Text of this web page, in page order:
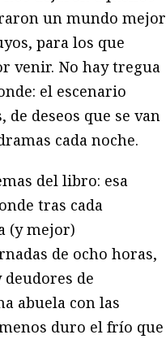
un mundo mejor
para los que
venir. No hay tregua
el escenario
deseos que se van
cada noche.
del libro: esa
tras cada
(y mejor)
de ocho horas,
deudores de
abuela con las
duro el frío que